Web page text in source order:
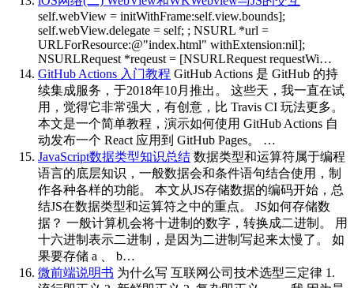
self.webView = initWithFrame:self.view.bounds];
self.webView.delegate = self; ; NSURL *url =
URLForResource:@"index.html" withExtension:nil];
NSURLRequest *reqeust = [NSURLRequest requestWi…
GitHub Actions 入门教程 GitHub Actions 是 GitHub 的持
续集成服务，于2018年10月推出。 这些天，我一直在试
用，觉得它非常强大，有创意，比 Travis CI 玩法更多。
本文是一个简单教程，演示如何使用 GitHub Actions 自
动发布一个 React 应用到 GitHub Pages。 …
JavaScript数据类型知识总结 数据类型和运算符属于编程
语言的底层知识，一般数据会和条件语句结合使用，制
作各种各样的功能。 本文从JS存储数据的编码开始，总
结JS在数据类型和运算符之中的重点。 JS如何存储数
据？ 一般计算机会将十进制的数字，转换成二进制。 用
十六进制表示二进制，是因为二进制写起来太慢了。 如
果要存储 a 、 b…
微前端说明书 为什么写 互联网公司技术选型三定律 1.